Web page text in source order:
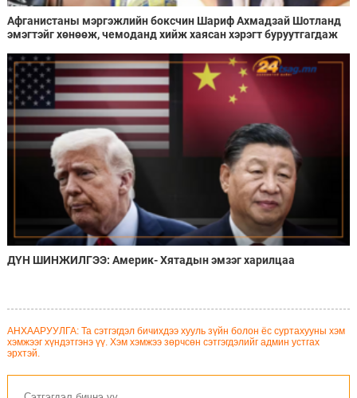
Афганистаны мэргэжлийн боксчин Шариф Ахмадзай Шотланд
эмэгтэйг хөнөөж, чемоданд хийж хаясан хэрэгт буруутгагдаж
ДҮН ШИНЖИЛГЭЭ: Америк- Хятадын эмзэг харилцаа
АНХААРУУЛГА: Та сэтгэгдэл бичихдээ хууль зүйн болон ёс суртахууны хэм
хэмжээг хүндэтгэнэ үү. Хэм хэмжээ зөрчсөн сэтгэгдэлийг админ устгах
эрхтэй.